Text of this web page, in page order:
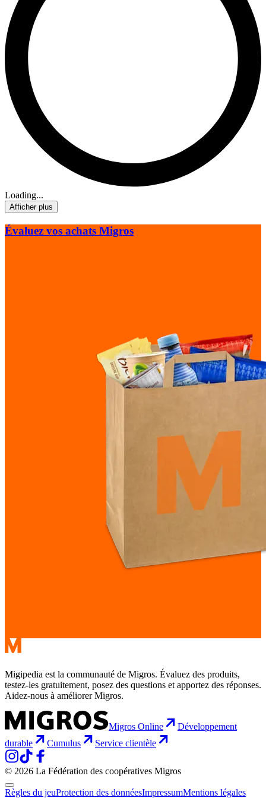
Loading...
Afficher plus
Évaluez vos achats Migros
Migipedia est la communauté de Migros. Évaluez des produits,
testez-les gratuitement, posez des questions et apportez des réponses.
Aidez-nous à améliorer Migros.
Migros Online
Développement
durable
Cumulus Service clientèle
© 2026 La Fédération des coopératives Migros
Règles du jeuProtection des donnéesImpressumMentions légales